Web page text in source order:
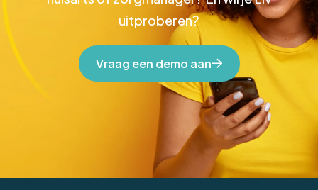
uitproberen?
Vraag een demo aan